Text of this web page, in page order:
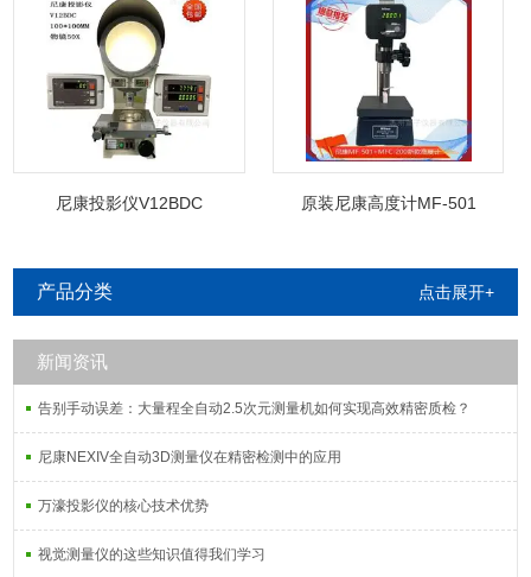
尼康投影仪V12BDC 原装尼康高度计MF-501
产品分类 点击展开+
新闻资讯
告别手动误差：大量程全自动2.5次元测量机如何实现高效精密质检？
尼康NEXIV全自动3D测量仪在精密检测中的应用
万濠投影仪的核心技术优势
视觉测量仪的这些知识值得我们学习